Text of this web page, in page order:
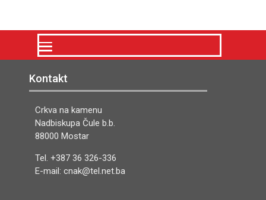
Kontakt
Crkva na kamenu
Nadbiskupa Čule b.b.
88000 Mostar
Tel. +387 36 326-336
E-mail: cnak@tel.net.ba